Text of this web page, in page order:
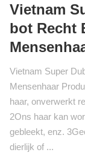
Vietnam
bot Recht
Vietnam Super
Mensenhaar
haar, onverwerkt
2Ons haar kan
gebleekt, enz.
dierlijk of ...